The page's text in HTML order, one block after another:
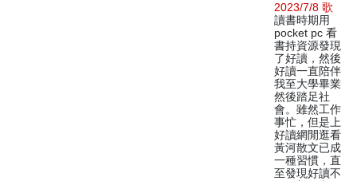
2023/7/8 歌
讀書時期用
pocket pc 看
書持資源發現
了好讀，然後
好讀一直陪伴
我至大學畢業
然後踏足社
會。雖然工作
事忙，但是上
好讀網閒逛看
黃河散文已成
一種習慣，直
至發現好讀不